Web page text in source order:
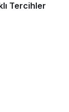
Tercihler